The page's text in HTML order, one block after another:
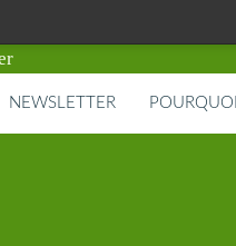
NEWSLETTER